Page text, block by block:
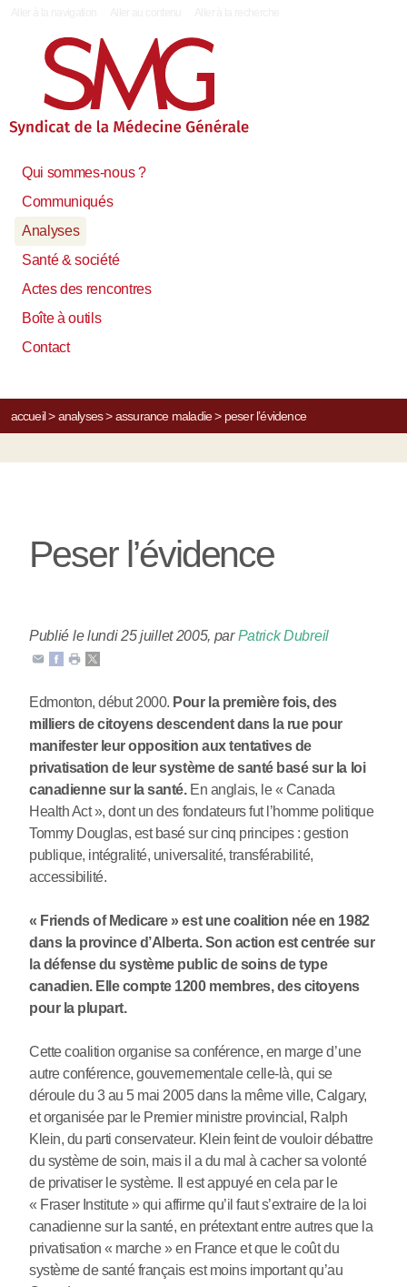
Qui sommes-nous ?
Communiqués
Analyses
Santé & société
Actes des rencontres
Boîte à outils
Contact
accueil> analyses> assurance maladie> peser l’évidence
Peser l’évidence
Publié le lundi 25 juillet 2005, parPatrick Dubreil
Edmonton, début 2000. Pour la première fois, des
milliers de citoyens descendent dans la rue pour
manifester leur opposition aux tentatives de
privatisation de leur système de santé basé sur la loi
canadienne sur la santé.En anglais, le « Canada
Health Act », dont un des fondateurs fut l’homme politique
Tommy Douglas, est basé sur cinq principes : gestion
publique, intégralité, universalité, transférabilité,
accessibilité.
« Friends of Medicare » est une coalition née en 1982
dans la province d’Alberta. Son action est centrée sur
la défense du système public de soins de type
canadien. Elle compte 1200 membres, des citoyens
pour la plupart.
Cette coalition organise sa conférence, en marge d’une
autre conférence, gouvernementale celle-là, qui se
déroule du 3 au 5 mai 2005 dans la même ville, Calgary,
et organisée par le Premier ministre provincial, Ralph
Klein, du parti conservateur. Klein feint de vouloir débattre
du système de soin, mais il a du mal à cacher sa volonté
de privatiser le système. Il est appuyé en cela par le
« Fraser Institute » qui affirme qu’il faut s’extraire de la loi
canadienne sur la santé, en prétextant entre autres que la
privatisation « marche » en France et que le coût du
système de santé français est moins important qu’au